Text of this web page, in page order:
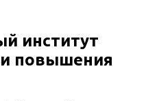
институт
повышения